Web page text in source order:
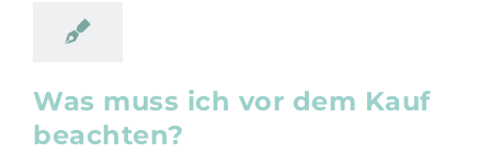
Was muss ich vor dem Kauf
beachten?